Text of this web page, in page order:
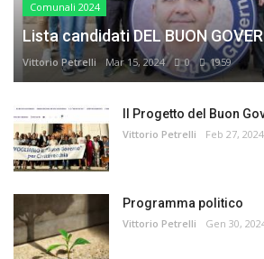
Comunali 2024
Lista candidati DEL BUON
Vittorio Petrelli Mar 15, 2024 0 1959
Il Progetto del Buon
Vittorio Petrelli Feb 27, 2024
Programma politico
Vittorio Petrelli Gen 30,